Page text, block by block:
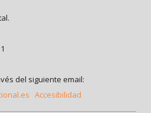
del siguiente email:
Accesibilidad